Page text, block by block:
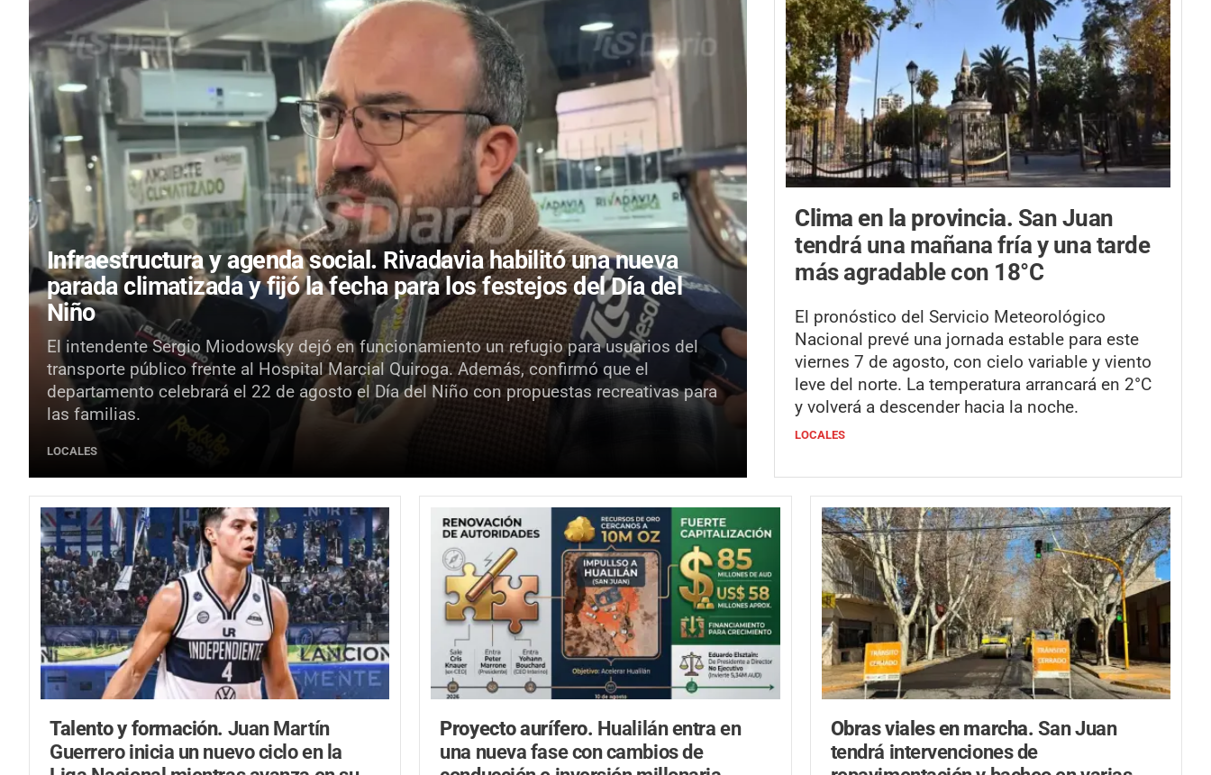
Infraestructura y agenda social.Rivadavia habilitó una nueva
parada climatizada y fijó la fecha para los festejos del Día del
Niño
El intendente Sergio Miodowsky dejó en funcionamiento un refugio para usuarios del
transporte público frente al Hospital Marcial Quiroga. Además, confirmó que el
departamento celebrará el 22 de agosto el Día del Niño con propuestas recreativas para
las familias.
LOCALES
Clima en la provincia. San Juan
tendrá una mañana fría y una tarde
más agradable con 18°C
El pronóstico del Servicio Meteorológico
Nacional prevé una jornada estable para este
viernes 7 de agosto, con cielo variable y viento
leve del norte. La temperatura arrancará en 2°C
y volverá a descender hacia la noche.
LOCALES
Talento y formación. Juan Martín
Guerrero inicia un nuevo ciclo en la
Proyecto aurífero. Hualilán entra en
una nueva fase con cambios de
Obras viales en marcha. San Juan
tendrá intervenciones de